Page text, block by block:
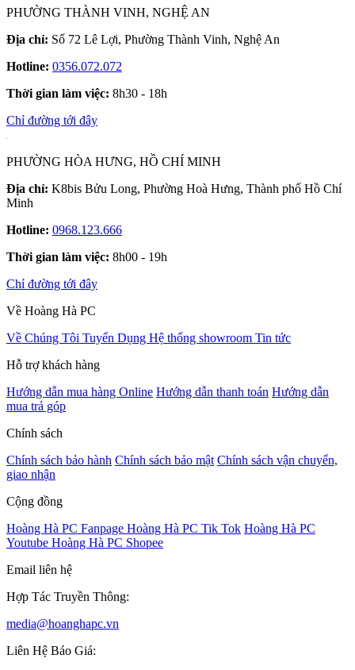
PHƯỜNG THÀNH VINH, NGHỆ AN
Địa chỉ: Số 72 Lê Lợi, Phường Thành Vinh, Nghệ An
Hotline: 0356.072.072
Thời gian làm việc: 8h30 - 18h
Chỉ đường tới đây
PHƯỜNG HÒA HƯNG, HỒ CHÍ MINH
Địa chỉ: K8bis Bửu Long, Phường Hoà Hưng, Thành phố Hồ Chí
Minh
Hotline: 0968.123.666
Thời gian làm việc: 8h00 - 19h
Chỉ đường tới đây
Về Hoàng Hà PC
Về Chúng Tôi Tuyển Dụng Hệ thống showroom Tin tức
Hỗ trợ khách hàng
Hướng dẫn mua hàng Online Hướng dẫn thanh toán Hướng dẫn
mua trả góp
Chính sách
Chính sách bảo hành Chính sách bảo mật Chính sách vận chuyển,
giao nhận
Cộng đồng
Hoàng Hà PC Fanpage Hoàng Hà PC Tik Tok Hoàng Hà PC
Youtube Hoàng Hà PC Shopee
Email liên hệ
Hợp Tác Truyền Thông:
media@hoanghapc.vn
Liên Hệ Báo Giá: